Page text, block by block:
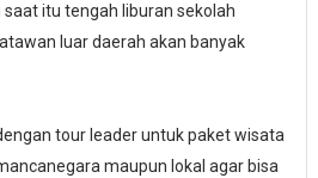
itu tengah liburan sekolah
luar daerah akan banyak
tour leader untuk paket wisata
maupun lokal agar bisa